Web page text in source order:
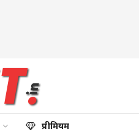
प्रीमियम